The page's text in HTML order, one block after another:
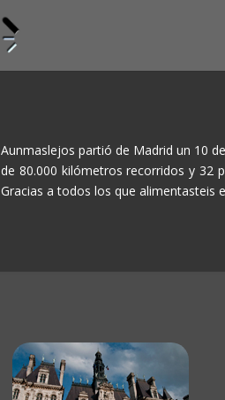
Aunmaslejos partió de Madrid un 10
de 80.000 kilómetros recorridos y 32
Gracias a todos los que alimentasteis